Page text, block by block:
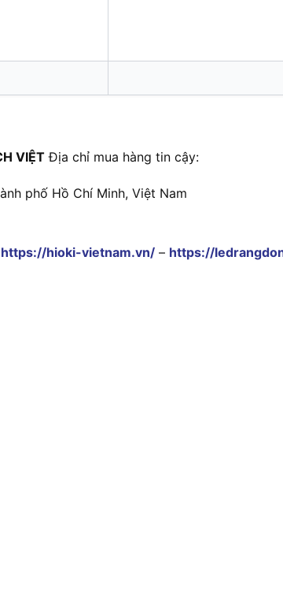
VIỆT Địa chỉ mua hàng tin cậy:
phố Hồ Chí Minh, Việt Nam
https://hioki-vietnam.vn/ – https://